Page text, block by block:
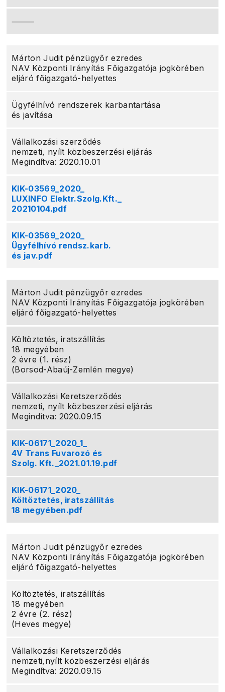
⸻
Márton Judit pénzügyőr ezredes
NAV Központi Irányítás Főigazgatója jogkörében
eljáró főigazgató-helyettes
Ügyfélhívó rendszerek karbantartása
és javítása
Vállalkozási szerződés
nemzeti, nyílt közbeszerzési eljárás
Megindítva: 2020.10.01
KIK-03569_2020_
LUXINFO Elektr.Szolg.Kft._
20210104.pdf
KIK-03569_2020_
Ügyfélhívó rendsz.karb.
és jav.pdf
Márton Judit pénzügyőr ezredes
NAV Központi Irányítás Főigazgatója jogkörében
eljáró főigazgató-helyettes
Költöztetés, iratszállítás
18 megyében
2 évre (1. rész)
(Borsod-Abaúj-Zemlén megye)
Vállalkozási Keretszerződés
nemzeti, nyílt közbeszerzési eljárás
Megindítva: 2020.09.15
KIK-06171_2020_1_
4V Trans Fuvarozó és
Szolg. Kft._2021.01.19.pdf
KIK-06171_2020_
Költöztetés, iratszállítás
18 megyében.pdf
Márton Judit pénzügyőr ezredes
NAV Központi Irányítás Főigazgatója jogkörében
eljáró főigazgató-helyettes
Költöztetés, iratszállítás
18 megyében
2 évre (2. rész)
(Heves megye)
Vállalkozási Keretszerződés
nemzeti,nyílt közbeszerzési eljárás
Megindítva: 2020.09.15